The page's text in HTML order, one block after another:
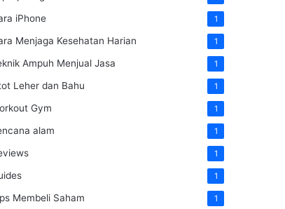
iPhone 1
Menjaga Kesehatan Harian 1
Ampuh Menjual Jasa 1
Leher dan Bahu 1
Gym 1
alam 1
1
1
Membeli Saham 1